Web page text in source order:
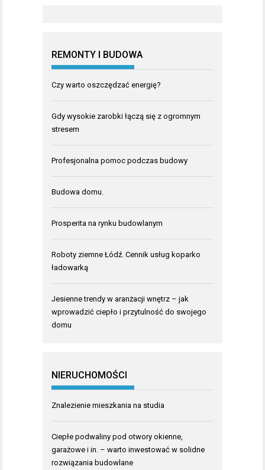
REMONTY I BUDOWA
Czy warto oszczędzać energię?
Gdy wysokie zarobki łączą się z ogromnym
stresem
Profesjonalna pomoc podczas budowy
Budowa domu.
Prosperita na rynku budowlanym
Roboty ziemne Łódź. Cennik usług koparko
ładowarką
Jesienne trendy w aranżacji wnętrz – jak
wprowadzić ciepło i przytulność do swojego
domu
NIERUCHOMOŚCI
Znalezienie mieszkania na studia
Ciepłe podwaliny pod otwory okienne,
garażowe i in. – warto inwestować w solidne
rozwiązania budowlane